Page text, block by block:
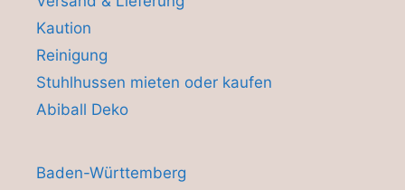
Kaution
Reinigung
Stuhlhussen mieten oder kaufen
Abiball Deko
Baden-Württemberg